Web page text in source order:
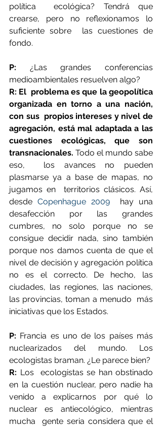
política  ecológica? Tendrá que
crearse, pero no reflexionamos lo
suficiente sobre  las cuestiones de
fondo.
P: ¿Las grandes conferencias
medioambientales resuelven algo?
R: El  problema es que la geopolítica
organizada en torno a una nación,
con sus  propios intereses y nivel de
agregación, está mal adaptada a las
cuestiones ecológicas, que son
transnacionales. Todo el mundo sabe
eso,  los avances no pueden
plasmarse ya a base de mapas, no
jugamos en  territorios clásicos. Así,
desde Copenhague 2009
  hay una
desafección por las grandes
cumbres, no solo porque no se
consigue decidir nada, sino también
porque nos damos cuenta de que el
nivel de decisión y agregación política
no es el correcto. De hecho, las
ciudades, las regiones, las naciones,
las provincias, toman a menudo  más
iniciativas que los Estados.
P: Francia es uno de los países más
nuclearizados del mundo. Los
ecologistas braman. ¿Le parece bien?
R: Los  ecologistas se han obstinado
en la cuestión nuclear, pero nadie ha
venido a explicarnos por qué lo
nuclear es antiecológico, mientras
mucha  gente seria considera que el